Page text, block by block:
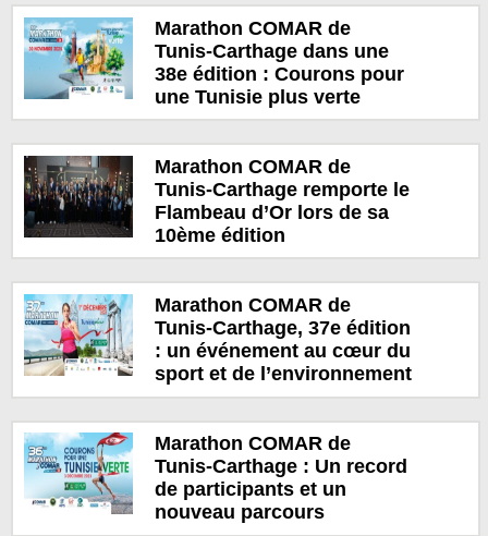
Marathon COMAR de
Tunis-Carthage dans une
38e édition : Courons pour
une Tunisie plus verte
Marathon COMAR de
Tunis-Carthage remporte le
Flambeau d’Or lors de sa
10ème édition
Marathon COMAR de
Tunis-Carthage, 37e édition
: un événement au cœur du
sport et de l’environnement
Marathon COMAR de
Tunis-Carthage : Un record
de participants et un
nouveau parcours